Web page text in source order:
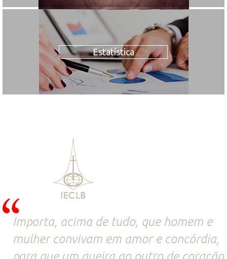
Estatística
Importa, acima de tudo, que homem e
mulher convivam em amor e concórdia,
para que um queira ao outro de coração